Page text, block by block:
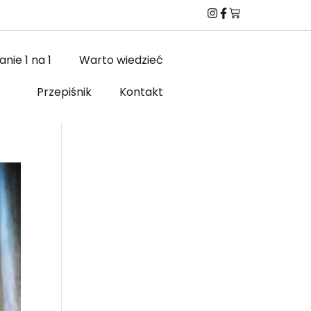
1 na 1
Warto wiedzieć
Przepiśnik
Kontakt